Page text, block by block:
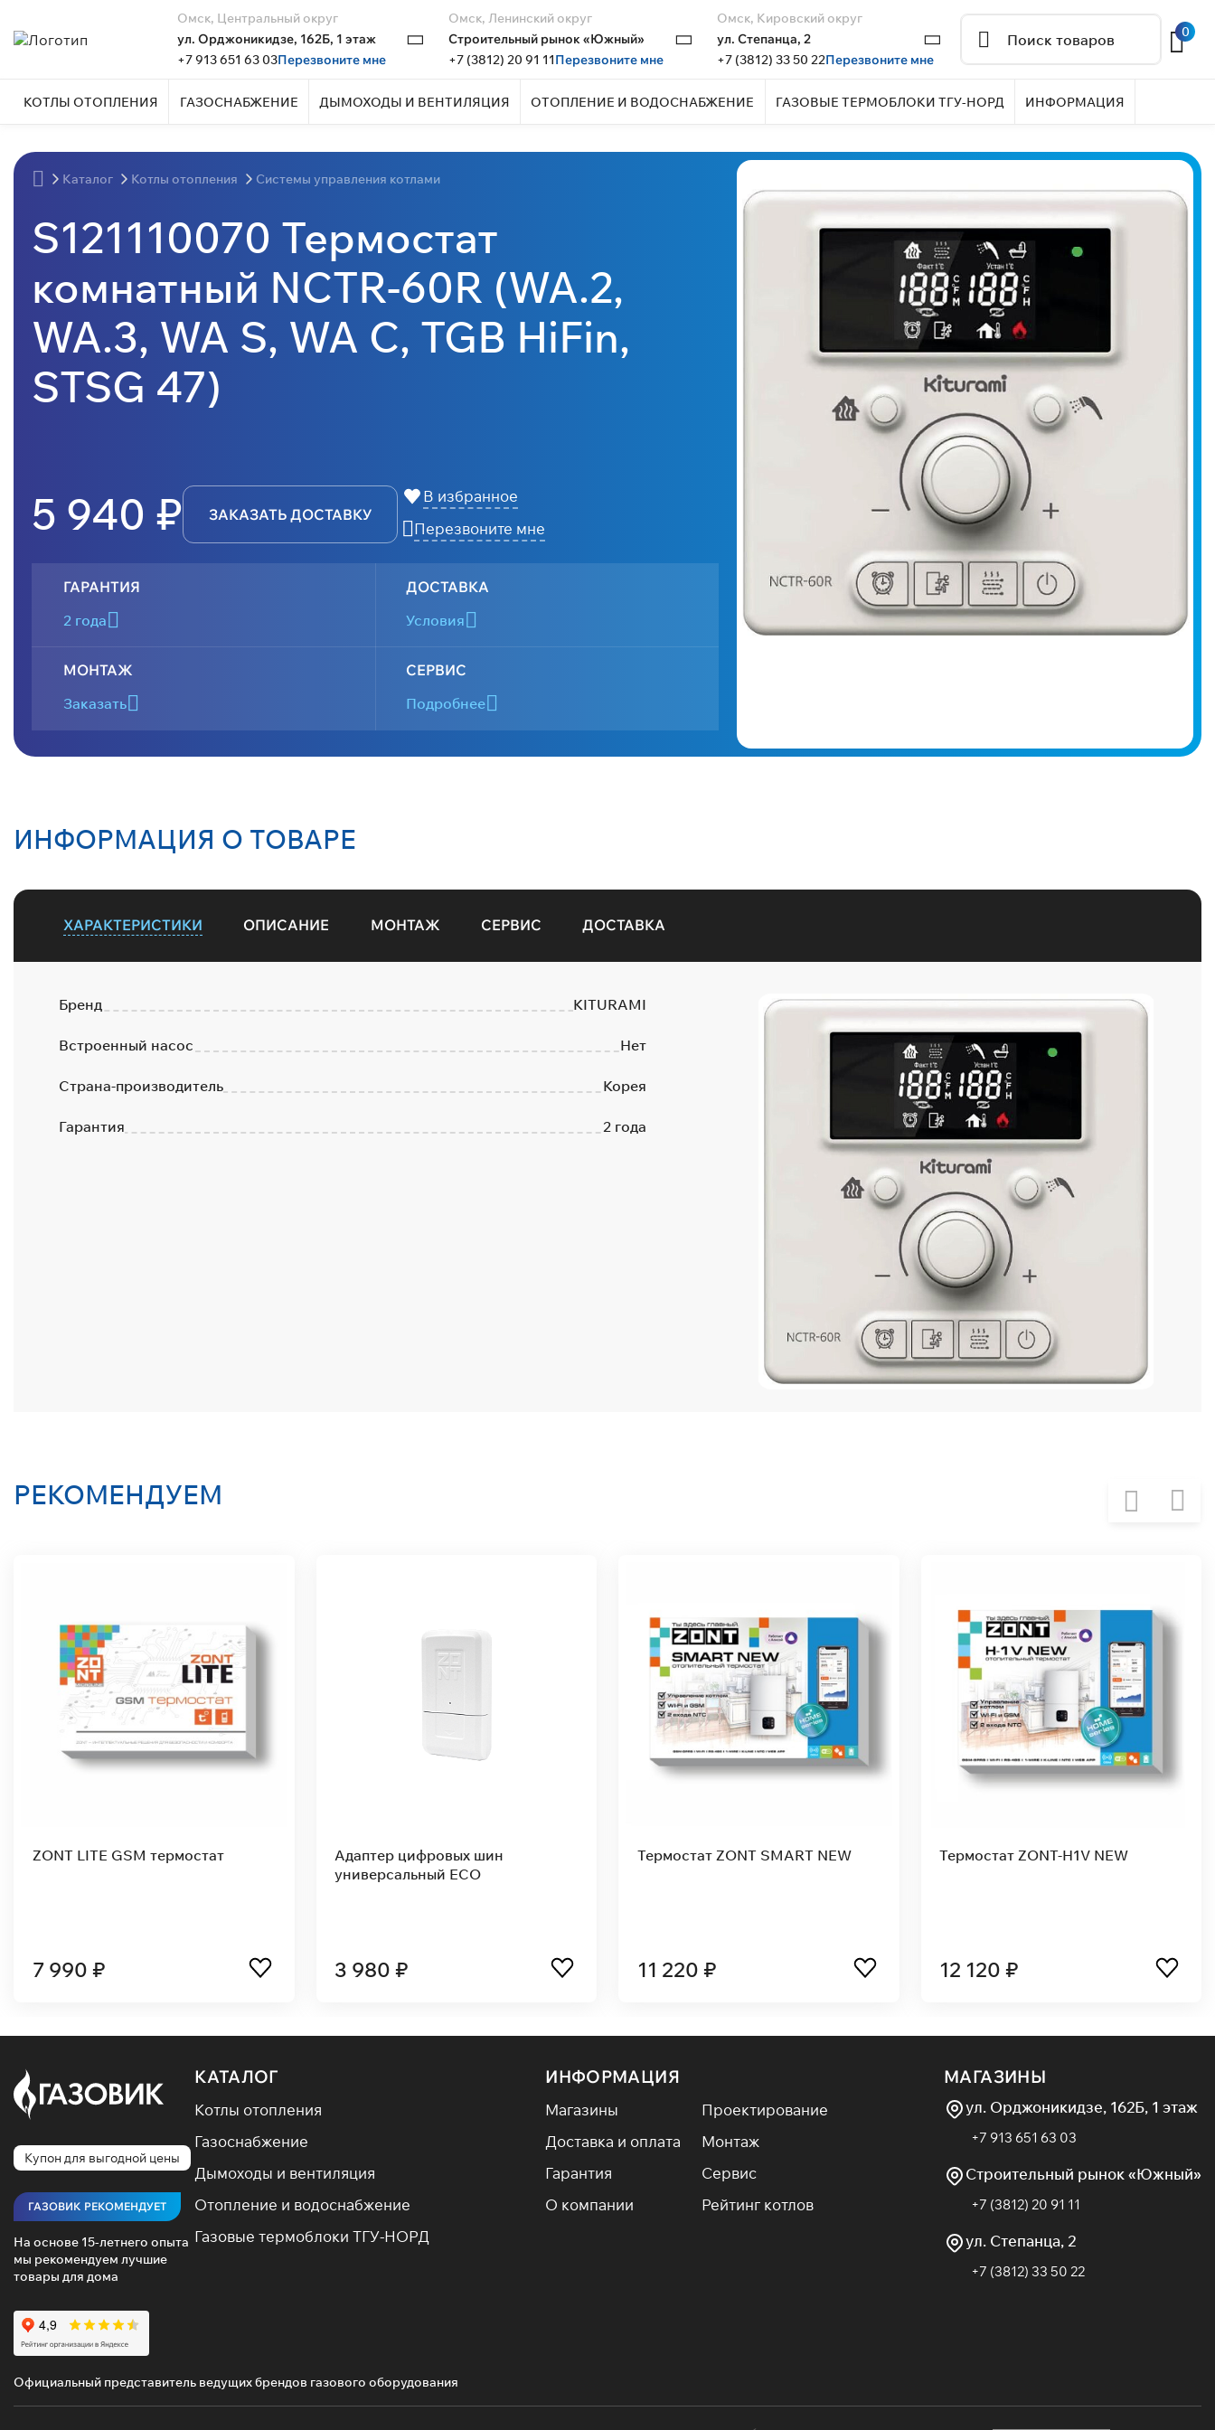
Омск, Центральный округ
ул. Орджоникидзе, 162Б, 1 этаж
+7 913 651 63 03Перезвоните мне
Омск, Ленинский округ
Строительный рынок «Южный»
+7 (3812) 20 91 11Перезвоните мне
Омск, Кировский округ
ул. Степанца, 2
+7 (3812) 33 50 22Перезвоните мне
0
КОТЛЫ ОТОПЛЕНИЯ ГАЗОСНАБЖЕНИЕ ДЫМОХОДЫ И ВЕНТИЛЯЦИЯ ОТОПЛЕНИЕ И ВОДОСНАБЖЕНИЕ ГАЗОВЫЕ ТЕРМОБЛОКИ ТГУ-НОРД ИНФОРМАЦИЯ
Каталог Котлы отопления Системы управления котлами
S121110070 Термостат
комнатный NCTR-60R (WA.2,
WA.3, WA S, WA C, TGB HiFin,
STSG 47)
5 940 ₽ ЗАКАЗАТЬ ДОСТАВКУ
В избранное
Перезвоните мне
ГАРАНТИЯ
2 года
ДОСТАВКА
Условия
МОНТАЖ
Заказать
СЕРВИС
Подробнее
ИНФОРМАЦИЯ О ТОВАРЕ
ХАРАКТЕРИСТИКИ ОПИСАНИЕ МОНТАЖ СЕРВИС ДОСТАВКА
Бренд KITURAMI
Встроенный насос Нет
Страна-производитель Корея
Гарантия 2 года
РЕКОМЕНДУЕМ
ZONT LITE GSM термостат
7 990 ₽
Адаптер цифровых шин
универсальный ECO
3 980 ₽
Термостат ZONT SMART NEW
11 220 ₽
Термостат ZONT-H1V NEW
12 120 ₽
Купон для выгодной цены
ГАЗОВИК РЕКОМЕНДУЕТ
На основе 15-летнего опыта
мы рекомендуем лучшие
товары для дома
КАТАЛОГ
Котлы отопления
Газоснабжение
Дымоходы и вентиляция
Отопление и водоснабжение
Газовые термоблоки ТГУ-НОРД
ИНФОРМАЦИЯ
Магазины
Проектирование
Доставка и оплата
Монтаж
Гарантия
Сервис
О компании
Рейтинг котлов
МАГАЗИНЫ
ул. Орджоникидзе, 162Б, 1 этаж
+7 913 651 63 03
Строительный рынок «Южный»
+7 (3812) 20 91 11
ул. Степанца, 2
+7 (3812) 33 50 22
Официальный представитель ведущих брендов газового оборудования